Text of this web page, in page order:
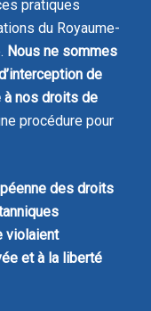
pratiques
du Royaume-
Nous ne sommes
de
nos droits de
procédure pour
des droits
violaient
et à la liberté